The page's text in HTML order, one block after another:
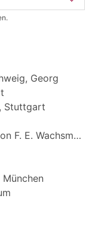
Georg
Stuttgart
Leipzig